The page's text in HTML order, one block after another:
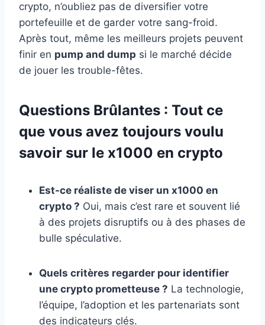
crypto, n’oubliez pas de diversifier votre
portefeuille et de garder votre sang-froid.
Après tout, même les meilleurs projets peuvent
finir en pump and dump si le marché décide
de jouer les trouble-fêtes.
Questions Brûlantes : Tout ce
que vous avez toujours voulu
savoir sur le x1000 en crypto
Est-ce réaliste de viser un x1000 en
crypto ? Oui, mais c’est rare et souvent lié
à des projets disruptifs ou à des phases de
bulle spéculative.
Quels critères regarder pour identifier
une crypto prometteuse ? La technologie,
l’équipe, l’adoption et les partenariats sont
des indicateurs clés.